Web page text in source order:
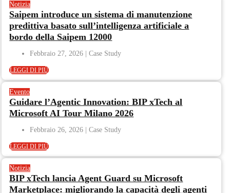
Notizia
Saipem introduce un sistema di manutenzione
predittiva basato sull’intelligenza artificiale a
bordo della Saipem 12000
Febbraio 27, 2026
LEGGI DI PIÙ
Evento
Guidare l’Agentic Innovation: BIP xTech al
Microsoft AI Tour Milano 2026
Febbraio 26, 2026
LEGGI DI PIÙ
Notizia
BIP xTech lancia Agent Guard su Microsoft
Marketplace: migliorando la capacità degli agenti